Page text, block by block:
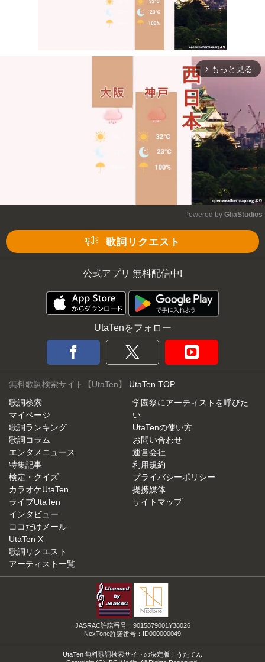
Mute
arrow_forward_ios もっと見る
Powered by GliaStudios
歌詞リクエスト
公式アプリ 無料配信中!
UtaTenをフォロー
無料歌詞検索サイト【UtaTen】 UtaTen TOP
歌詞検索
マイページ
歌詞ランキング
歌詞コラム
エンタメニュース
特集記事
検定・クイズ
カラオケUtaTen
ライブUtaTen
インタビュー
ココだけメール
UtaTen X
歌詞リクエスト
アーティスト一覧
学園祭にアーティストを呼びた
い
UtaTenの使い方
お問い合わせ
運営会社
利用規約
プライバシーポリシー
提携媒体
サイトマップ
JASRAC許諾番号：9015879001Y38026
NexTone許諾番号：ID000000049
UtaTen 無料歌詞検索サイトの決定版！うたてん